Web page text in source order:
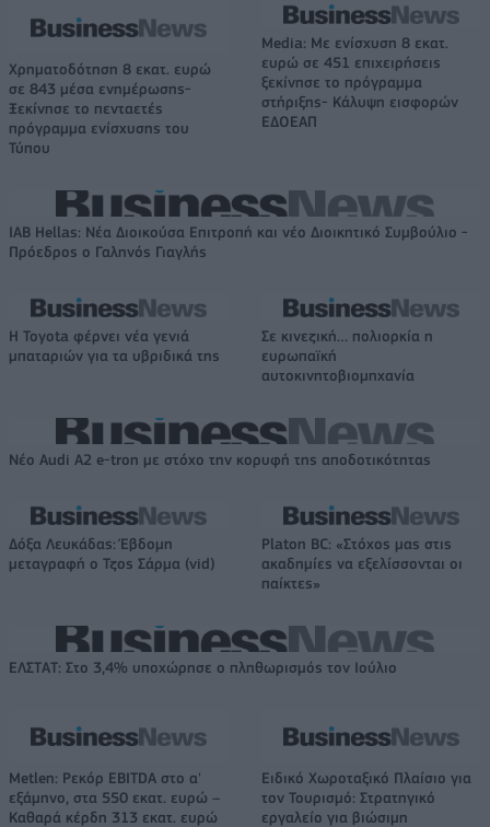
Χρηματοδότηση 8 εκατ. ευρώ
σε 843 μέσα ενημέρωσης-
Ξεκίνησε το πενταετές
πρόγραμμα ενίσχυσης του
Τύπου
Media: Με ενίσχυση 8 εκατ.
ευρώ σε 451 επιχειρήσεις
ξεκίνησε το πρόγραμμα
στήριξης- Κάλυψη εισφορών
ΕΔΟΕΑΠ
IAB Hellas: Νέα Διοικούσα Επιτροπή και νέο Διοικητικό Συμβούλιο -
Πρόεδρος ο Γαληνός Γιαγλής
Η Toyota φέρνει νέα γενιά
μπαταριών για τα υβριδικά της
Σε κινεζική… πολιορκία η
ευρωπαϊκή
αυτοκινητοβιομηχανία
Νέο Audi A2 e-tron με στόχο την κορυφή της αποδοτικότητας
Δόξα Λευκάδας: Έβδομη
μεταγραφή ο Τζος Σάρμα (vid)
Platon BC: «Στόχος μας στις
ακαδημίες να εξελίσσονται οι
παίκτες»
ΕΛΣΤΑΤ: Στο 3,4% υποχώρησε ο πληθωρισμός τον Ιούλιο
Metlen: Ρεκόρ EBITDA στο α'
εξάμηνο, στα 550 εκατ. ευρώ –
Καθαρά κέρδη 313 εκατ. ευρώ
Ειδικό Χωροταξικό Πλαίσιο για
τον Τουρισμό: Στρατηγικό
εργαλείο για βιώσιμη